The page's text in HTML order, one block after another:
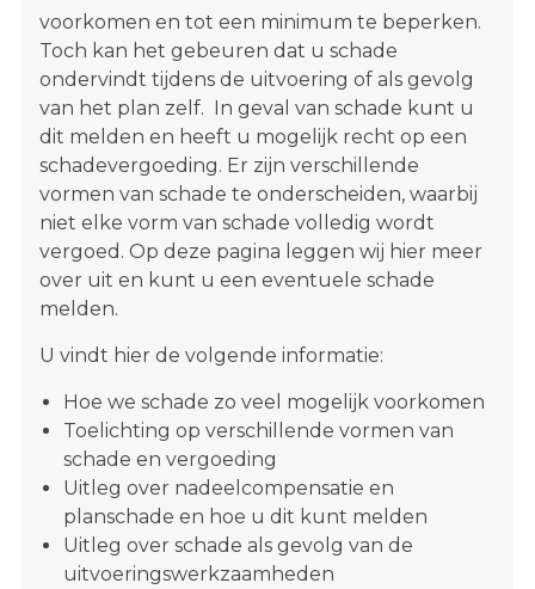
voorkomen en tot een minimum te beperken.
Toch kan het gebeuren dat u schade
ondervindt tijdens de uitvoering of als gevolg
van het plan zelf. In geval van schade kunt u
dit melden en heeft u mogelijk recht op een
schadevergoeding. Er zijn verschillende
vormen van schade te onderscheiden, waarbij
niet elke vorm van schade volledig wordt
vergoed. Op deze pagina leggen wij hier meer
over uit en kunt u een eventuele schade
melden.
U vindt hier de volgende informatie:
Hoe we schade zo veel mogelijk voorkomen
Toelichting op verschillende vormen van
schade en vergoeding
Uitleg over nadeelcompensatie en
planschade en hoe u dit kunt melden
Uitleg over schade als gevolg van de
uitvoeringswerkzaamheden